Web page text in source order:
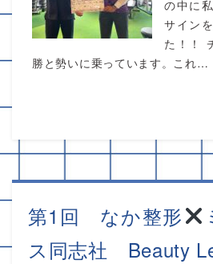
の中に
サイン
た！！
勝と勢いに乗っています。これ…
第1回 なか整形
ス同志社 Beauty